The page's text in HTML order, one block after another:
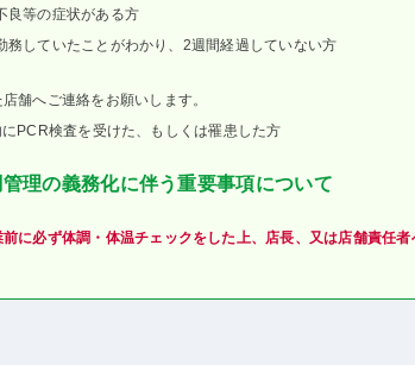
良等の症状がある方
務していたことがわかり、2週間経過していない方
舗へご連絡をお願いします。
PCR検査を受けた、もしくは罹患した方
理の義務化に伴う重要事項について
前に必ず体調・体温チェックをした上、店長、又は店舗責任者